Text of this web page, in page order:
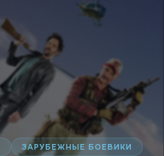
ЗАРУБЕЖНЫЕ БОЕВИКИ